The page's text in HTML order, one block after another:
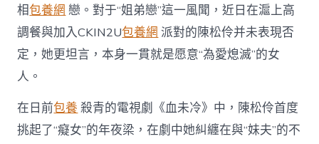
滅”〉
中
相包養網 戀。對于“姐弟戀”這一風聞，近日在滬上高
調餐與加入CKIN2U包養網 派對的陳松伶并未表現否
定，她更坦言，本身一貫就是愿意“為愛熄滅”的女
人。
在日前包養 殺青的電視劇《血未冷》中，陳松伶首度
挑起了“癡女”的年夜梁，在劇中她糾纏在與“妹夫”的不